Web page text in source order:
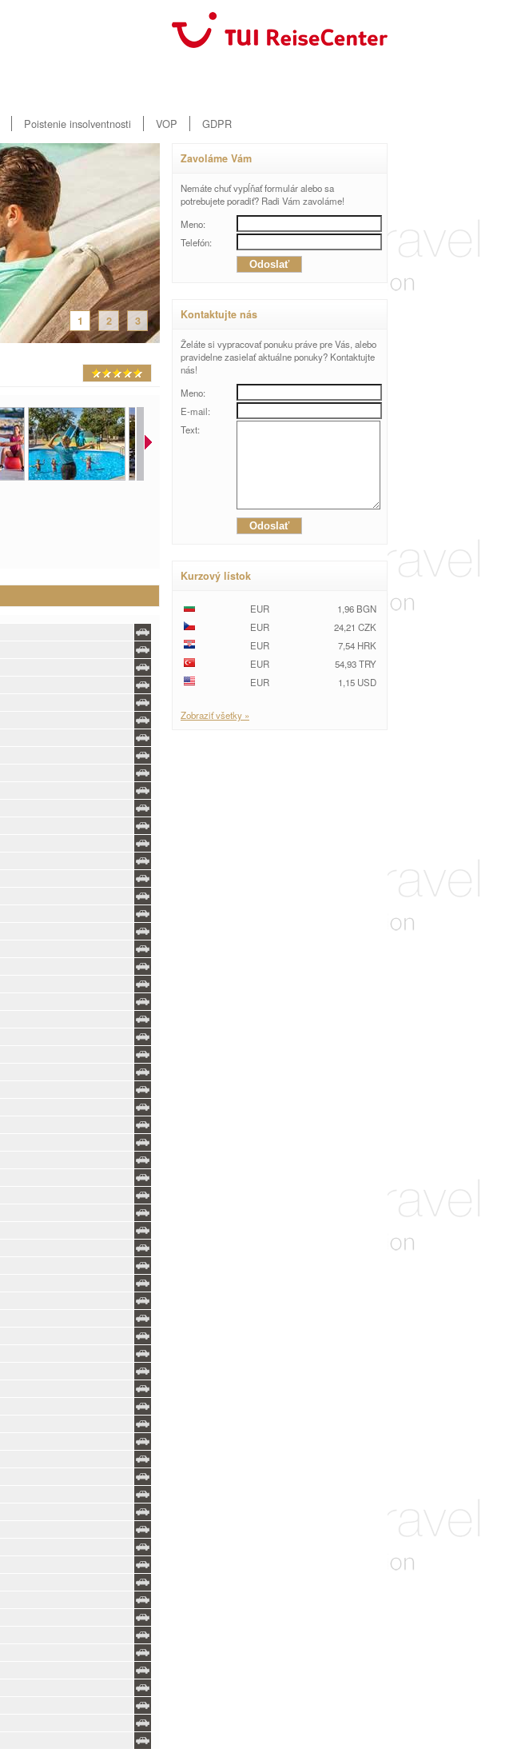
Poistenie insolventnosti VOP GDPR
1 2 3
Zavoláme Vám
Nemáte chuť vypĺňať formulár alebo sa
potrebujete poradiť? Radi Vám zavoláme!
Meno:
Telefón:
Kontaktujte nás
Želáte si vypracovať ponuku práve pre Vás, alebo
pravidelne zasielať aktuálne ponuky? Kontaktujte
nás!
Meno:
E-mail:
Text:
Kurzový lístok
EUR
1,96 BGN
EUR
24,21 CZK
EUR
7,54 HRK
EUR
54,93 TRY
EUR
1,15 USD
Zobraziť všetky »